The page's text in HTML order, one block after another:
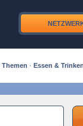
· Essen &